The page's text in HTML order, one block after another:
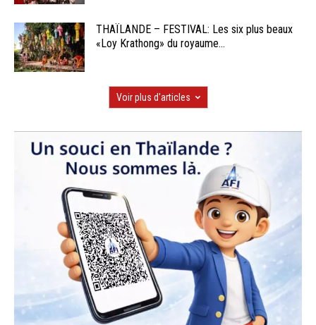
THAÏLANDE – FESTIVAL: Les six plus beaux
«Loy Krathong» du royaume...
Voir plus d'articles